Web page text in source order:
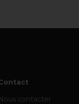
contacter